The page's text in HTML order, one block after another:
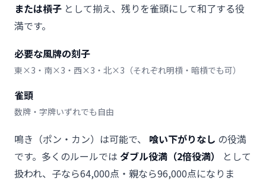
または槓子 として揃え、残りを雀頭にして和了する役
満です。
必要な風牌の刻子
東×3・南×3・西×3・北×3（それぞれ明槓・暗槓でも可）
雀頭
数牌・字牌いずれでも自由
鳴き（ポン・カン）は可能で、 喰い下がりなし の役満
です。多くのルールでは ダブル役満（2倍役満）
として
扱われ、子なら64,000点・親なら96,000点になりま